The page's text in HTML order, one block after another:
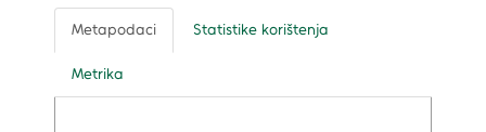
Metapodaci Statistike korištenja
Metrika